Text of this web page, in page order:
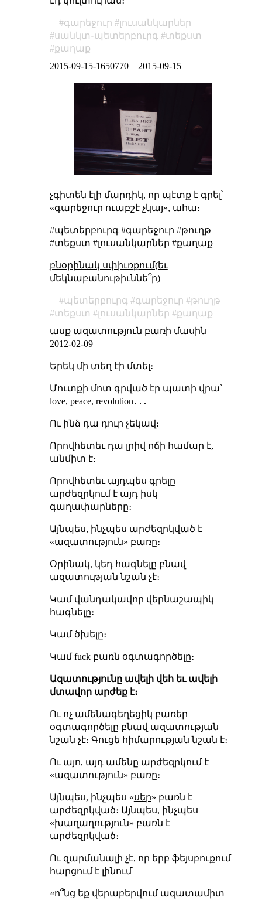
գարեջուր
լուսանկարներ
սանկտ֊պետերբուրգ
տեքստ
քաղաք
2015-09-15-1650770– 2015-09-15
չգիտեն էլի մարդիկ, որ պէտք է գրել՝
«գարեջուր ուաբշէ չկայ», ահա։
#պետերբուրգ #գարեջուր #թուղթ
#տեքստ #լուսանկարներ #քաղաք
բնօրինակ սփիւռքում(եւ
մեկնաբանութիւննե՞ր)
պետերբուրգ գարեջուր
թուղթ
տեքստ
լուսանկարներ
քաղաք
ասք ազատություն բառի մասին –
2012-02-09
Երեկ մի տեղ էի մտել։
Մուտքի մոտ գրված էր պատի վրա՝
love, peace, revolution․․․
Ու ինձ դա դուր չեկավ։
Որովհետեւ դա լրիվ ոճի համար է,
անմիտ է։
Որովհետեւ այդպես գրելը
արժեզրկում է այդ իսկ
գաղափարները։
Այնպես, ինչպես արժեզրկված է
«ազատություն» բառը։
Օրինակ, կեդ հագնելը բնավ
ազատության նշան չէ։
Կամ վանդակավոր վերնաշապիկ
հագնելը։
Կամ ծխելը։
Կամ fuck բառն օգտագործելը։
Ազատությունը ավելի վեհ եւ ավելի
մտավոր արժեք է։
Ու ոչ ամենագեղեցիկ բառեր
օգտագործելը բնավ ազատության
նշան չէ։ Գուցե հիմարության նշան է։
Ու այո, այդ ամենը արժեզրկում է
«ազատություն» բառը։
Այնպես, ինչպես «սեր» բառն է
արժեզրկված։ Այնպես, ինչպես
«խաղաղություն» բառն է
արժեզրկված։
Ու զարմանալի չէ, որ երբ ֆեյսբուքում
հարցում է լինում՝
«ո՞նց եք վերաբերվում ազատամիտ